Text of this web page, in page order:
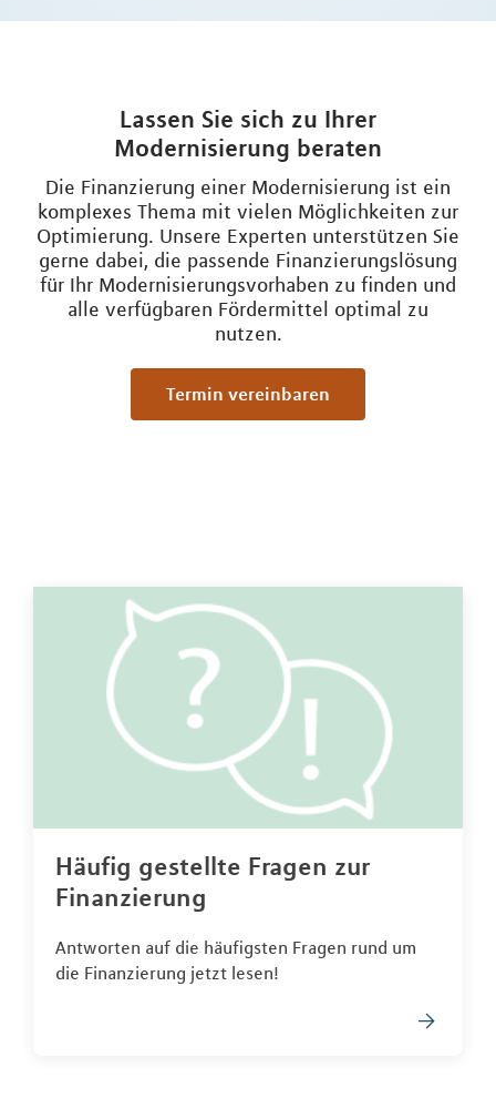
Lassen Sie sich zu Ihrer
Modernisierung beraten
Die Finanzierung einer Modernisierung ist ein
komplexes Thema mit vielen Möglichkeiten zur
Optimierung. Unsere Experten unterstützen Sie
gerne dabei, die passende Finanzierungslösung
für Ihr Modernisierungsvorhaben zu finden und
alle verfügbaren Fördermittel optimal zu
nutzen.
Termin vereinbaren
Häufig gestellte Fragen zur
Finanzierung
Antworten auf die häufigsten Fragen rund um
die Finanzierung jetzt lesen!